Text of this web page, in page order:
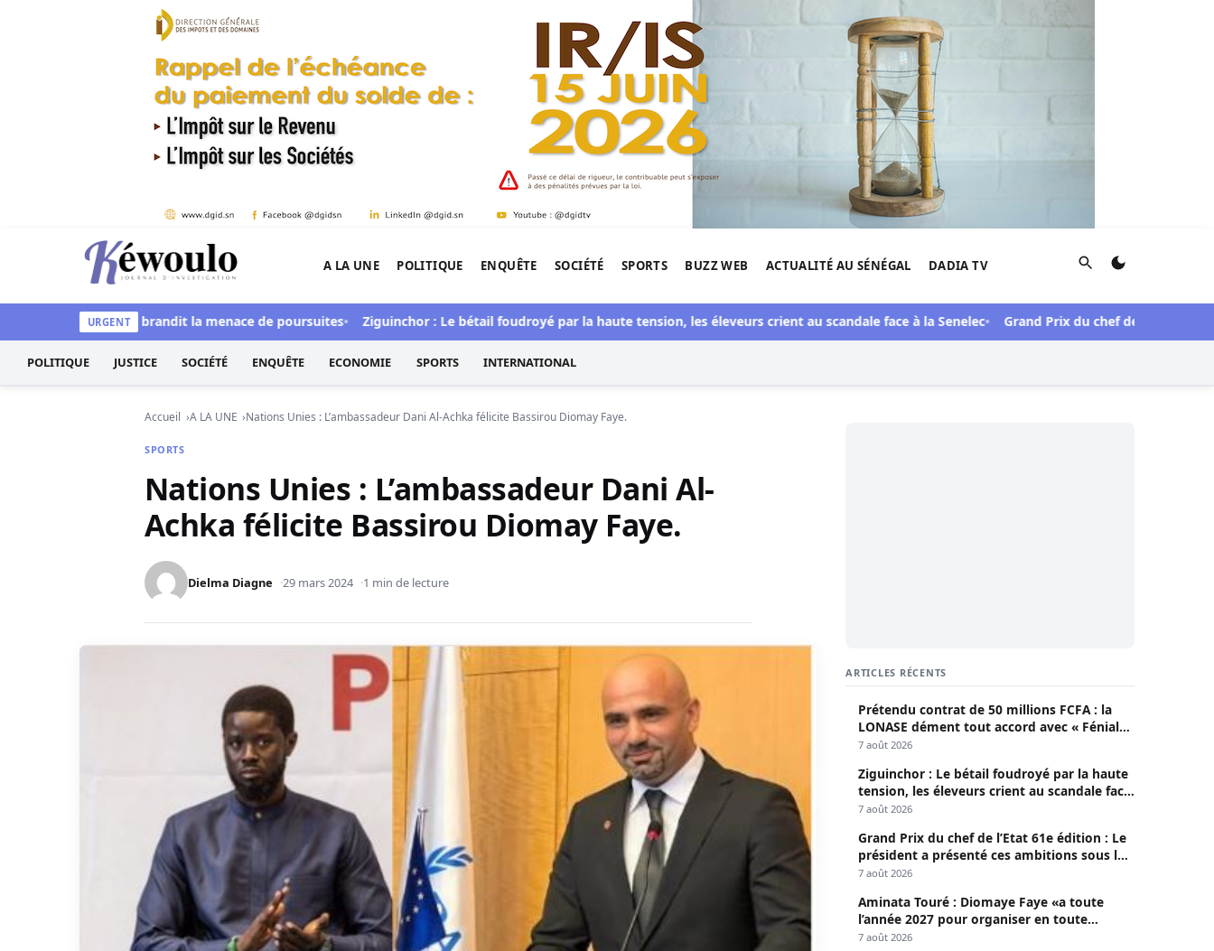
Aller au contenu
Kéwoulo, le premier site d'information et d'investigation de l'Afrique.
A LA UNE POLITIQUE ENQUÊTE SOCIÉTÉ SPORTS BUZZ WEB ACTUALITÉ AU SÉNÉGAL DADIA TV Rechercher
URGENT
Digital » et brandit la menace de poursuites Ziguinchor : Le bétail foudroyé par la haute tension, les éleveurs crient au scandale face à la Senelec Grand Prix du chef de l’Etat 61e édition
POLITIQUE JUSTICE SOCIÉTÉ ENQUÊTE ECONOMIE SPORTS INTERNATIONAL
Accueil A LA UNE Nations Unies : L’ambassadeur Dani Al-Achka félicite Bassirou Diomay Faye.
SPORTS
Nations Unies : L’ambassadeur Dani Al-
Achka félicite Bassirou Diomay Faye.
Dielma Diagne 29 mars 2024 1 min de lecture
ARTICLES RÉCENTS
Prétendu contrat de 50 millions FCFA : la
LONASE dément tout accord avec « Fénial
Digital » et brandit la menace de poursuites
7 août 2026
Ziguinchor : Le bétail foudroyé par la haute
tension, les éleveurs crient au scandale face
à la Senelec
7 août 2026
Grand Prix du chef de l’Etat 61e édition : Le
président a présenté ces ambitions sous le
thème du fair-play
7 août 2026
Aminata Touré : Diomaye Faye «a toute
l’année 2027 pour organiser en toute
légalité» les élections locales
7 août 2026